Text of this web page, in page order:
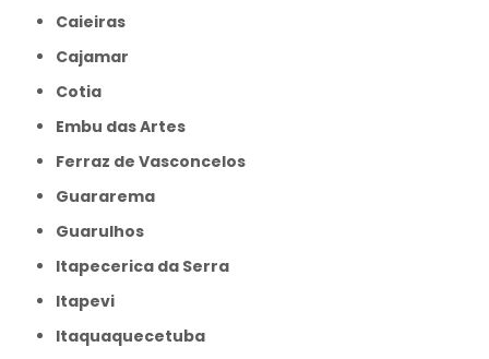
Caieiras
Cajamar
Cotia
Embu das Artes
Ferraz de Vasconcelos
Guararema
Guarulhos
Itapecerica da Serra
Itapevi
Itaquaquecetuba